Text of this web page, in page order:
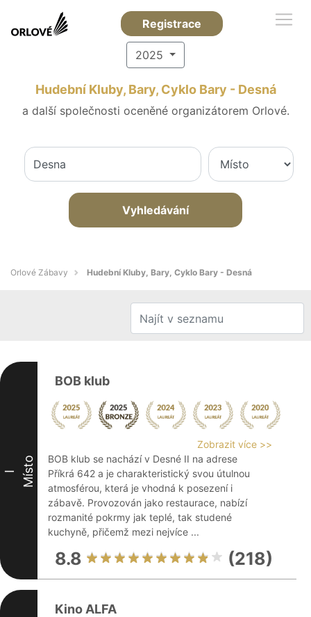
Registrace
2025
Hudební Kluby, Bary, Cyklo Bary - Desná
a další společnosti oceněné organizátorem Orlové.
Vyhledávání
Orlové Zábavy Hudební Kluby, Bary, Cyklo Bary - Desná
I Místo
BOB klub
Zobrazit více >>
BOB klub se nachází v Desné II na adrese
Příkrá 642 a je charakteristický svou útulnou
atmosférou, která je vhodná k posezení i
zábavě. Provozován jako restaurace, nabízí
rozmanité pokrmy jak teplé, tak studené
kuchyně, přičemž mezi nejvíce ...
8.8 (218)
Kino ALFA